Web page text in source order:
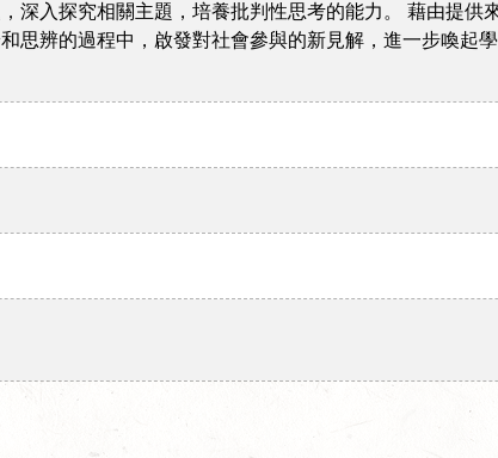
深入探究相關主題，培養批判性思考的能力。 藉由提供
思辨的過程中，啟發對社會參與的新見解，進一步喚起